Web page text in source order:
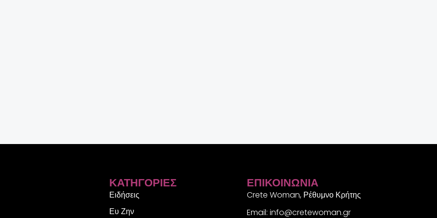
ΚΑΤΗΓΟΡΊΕΣ
Ειδήσεις
Ευ Ζην
ΕΠΙΚΟΙΝΩΝΊΑ
Crete Woman, Ρέθυμνο Κρήτης
Email: info@cretewoman.gr